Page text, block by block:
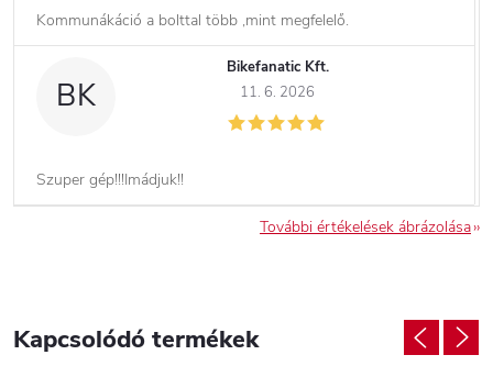
Kommunákáció a bolttal több ,mint megfelelő.
BK
Bikefanatic Kft.
11. 6. 2026
Szuper gép!!!Imádjuk!!
További értékelések ábrázolása
Kapcsolódó termékek